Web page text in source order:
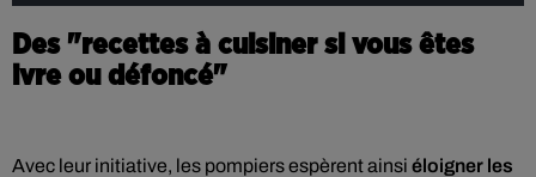
Des "recettes à cuisiner si vous êtes
ivre ou défoncé"
Avec leur initiative, les pompiers espèrent ainsi éloigner les